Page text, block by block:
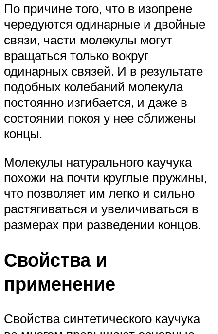
По причине того, что в изопрене
чередуются одинарные и двойные
связи, части молекулы могут
вращаться только вокруг
одинарных связей. И в результате
подобных колебаний молекула
постоянно изгибается, и даже в
состоянии покоя у нее сближены
концы.
Молекулы натурального каучука
похожи на почти круглые пружины,
что позволяет им легко и сильно
растягиваться и увеличиваться в
размерах при разведении концов.
Свойства и
применение
Свойства синтетического каучука